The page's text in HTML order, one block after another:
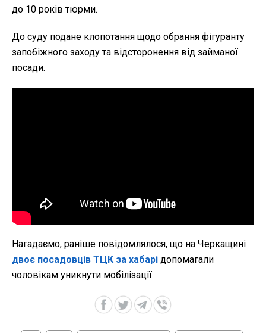
до 10 років тюрми.
До суду подане клопотання щодо обрання фігуранту
запобіжного заходу та відсторонення від займаної
посади.
Нагадаємо, раніше повідомлялося, що на Черкащині
двоє посадовців ТЦК за хабарі допомагали
чоловікам уникнути мобілізації.